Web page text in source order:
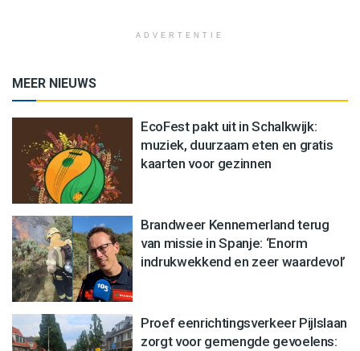
ADVERTENTIE
MEER NIEUWS
EcoFest pakt uit in Schalkwijk:
muziek, duurzaam eten en gratis
kaarten voor gezinnen
Brandweer Kennemerland terug
van missie in Spanje: ‘Enorm
indrukwekkend en zeer waardevol’
Proef eenrichtingsverkeer Pijlslaan
zorgt voor gemengde gevoelens: